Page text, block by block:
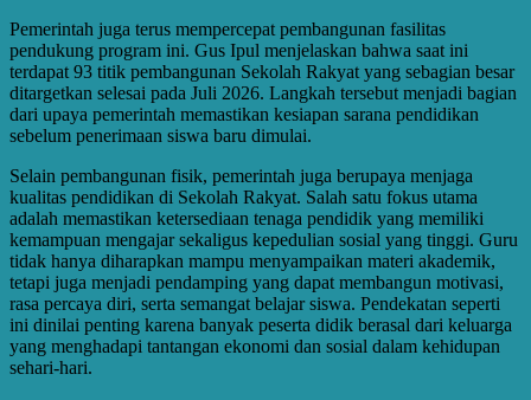
Pemerintah juga terus mempercepat pembangunan fasilitas
pendukung program ini. Gus Ipul menjelaskan bahwa saat ini
terdapat 93 titik pembangunan Sekolah Rakyat yang sebagian besar
ditargetkan selesai pada Juli 2026. Langkah tersebut menjadi bagian
dari upaya pemerintah memastikan kesiapan sarana pendidikan
sebelum penerimaan siswa baru dimulai.
Selain pembangunan fisik, pemerintah juga berupaya menjaga
kualitas pendidikan di Sekolah Rakyat. Salah satu fokus utama
adalah memastikan ketersediaan tenaga pendidik yang memiliki
kemampuan mengajar sekaligus kepedulian sosial yang tinggi. Guru
tidak hanya diharapkan mampu menyampaikan materi akademik,
tetapi juga menjadi pendamping yang dapat membangun motivasi,
rasa percaya diri, serta semangat belajar siswa. Pendekatan seperti
ini dinilai penting karena banyak peserta didik berasal dari keluarga
yang menghadapi tantangan ekonomi dan sosial dalam kehidupan
sehari-hari.